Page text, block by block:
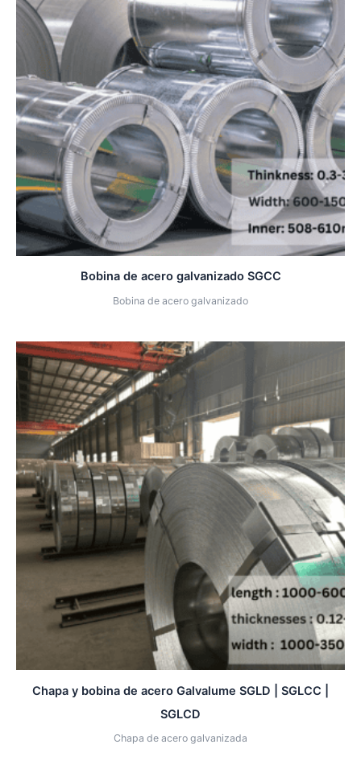
Bobina de acero galvanizado SGCC
Bobina de acero galvanizado
Chapa y bobina de acero Galvalume SGLD | SGLCC |
SGLCD
Chapa de acero galvanizada